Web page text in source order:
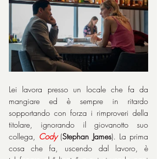
Lei lavora presso un locale che fa da
mangiare ed è sempre in ritardo
sopportando con forza i rimproveri della
titolare, ignorando il giovanotto suo
collega, Cody (Stephan James). La prima
cosa che fa, uscendo dal lavoro, è